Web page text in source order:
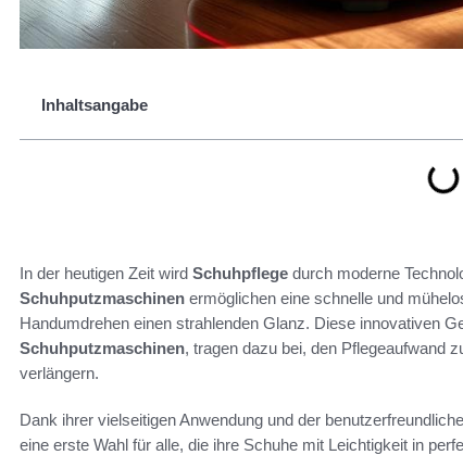
Inhaltsangabe
In der heutigen Zeit wird Schuhpflege durch moderne
Schuhputzmaschinen ermöglichen eine schnelle und
Handumdrehen einen strahlenden Glanz. Diese innovativen
Schuhputzmaschinen, tragen dazu bei, den Pflegeaufwand
verlängern.
Dank ihrer vielseitigen Anwendung und der
eine erste Wahl für alle, die ihre Schuhe mit Leichtigkeit in